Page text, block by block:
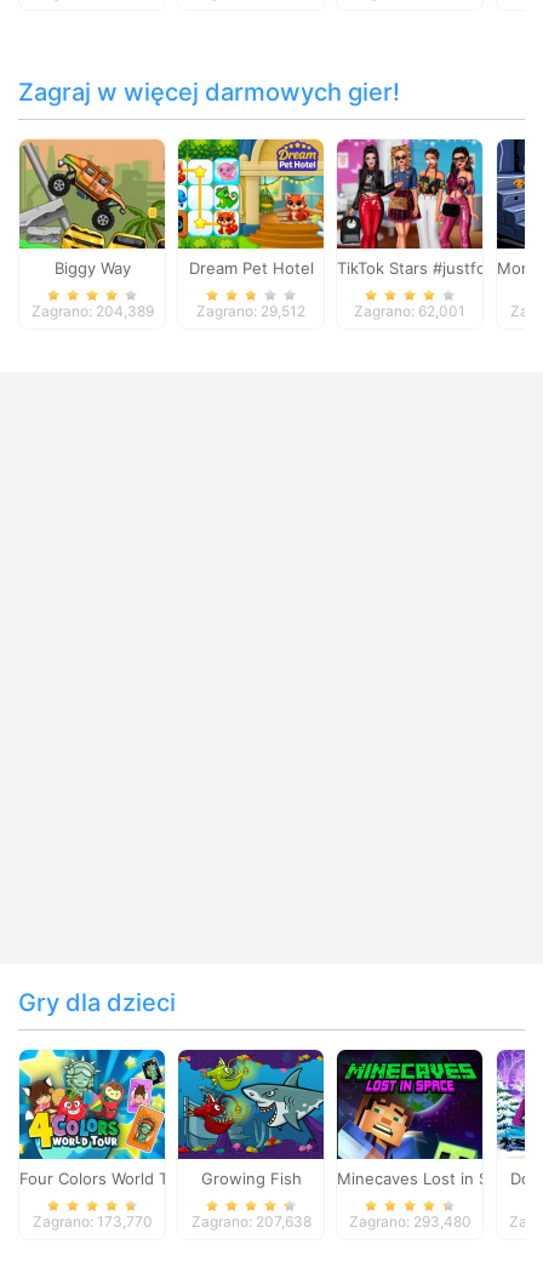
Zagraj w więcej darmowych gier!
Biggy Way
Zagrano: 204,389
Dream Pet Hotel
Zagrano: 29,512
TikTok Stars #justforfun
Zagrano: 62,001
Gry dla dzieci
Four Colors World Tour
Zagrano: 173,770
Growing Fish
Zagrano: 207,638
Minecaves Lost in Space
Zagrano: 293,480